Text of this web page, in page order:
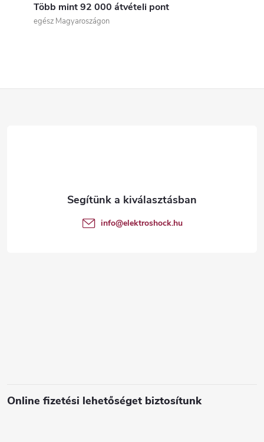
Több mint 92 000 átvételi pont
egész Magyaroszágon
Online fizetési lehetőséget biztosítunk
info@elektroshock.hu